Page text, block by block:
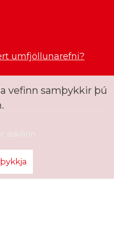
umfjöllunarefni?
áskilinn
vefinn samþykkir þú